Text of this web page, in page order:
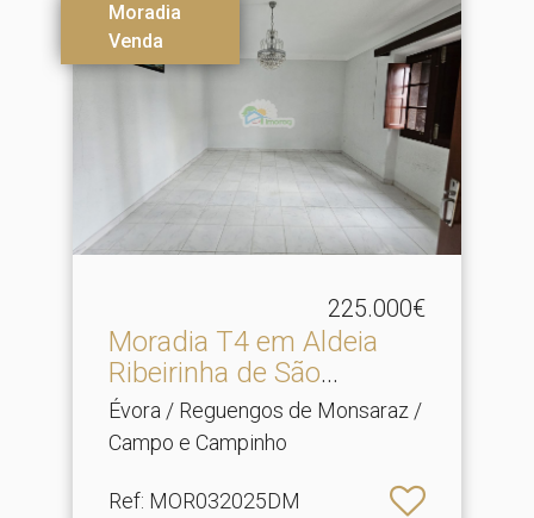
Moradia
Venda
225.000€
Moradia T4 em Aldeia
Ribeirinha de São
Marcos.​..
Évora / Reguengos de Monsaraz /
Campo e Campinho
Ref: MOR032025DM